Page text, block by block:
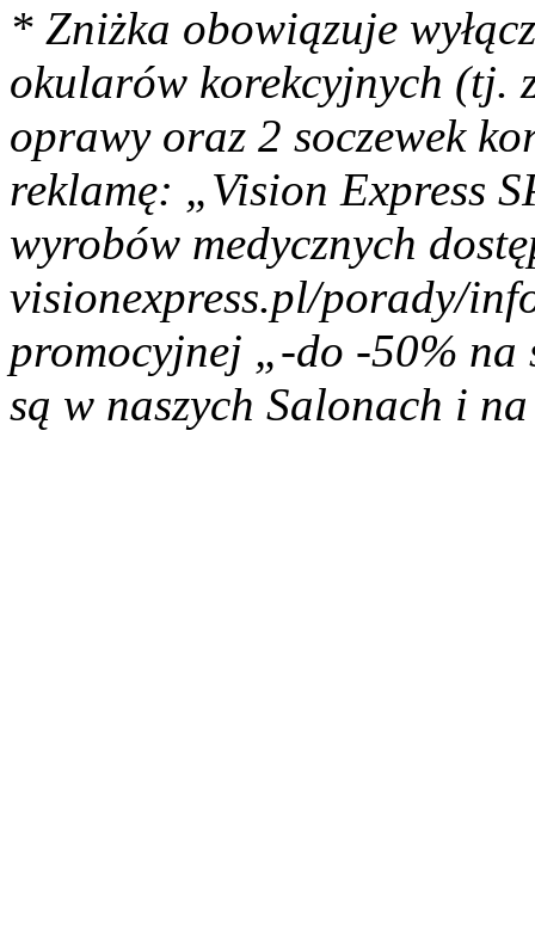
* Zniżka obowiązuje
okularów korekcyjnych (tj.
oprawy oraz 2 soczewek
reklamę: „Vision Express
wyrobów medycznych
visionexpress.pl/porady/
promocyjnej „-do -50% na
są w naszych Salonach i